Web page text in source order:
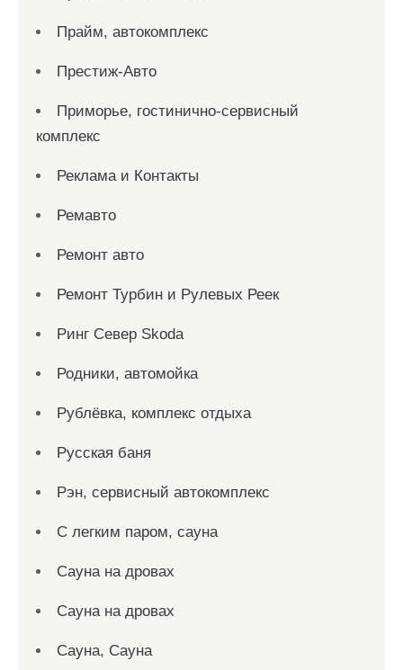
Прайм, автокомплекс
Престиж-Авто
Приморье, гостинично-сервисный
комплекс
Реклама и Контакты
Ремавто
Ремонт авто
Ремонт Турбин и Рулевых Реек
Ринг Север Skoda
Родники, автомойка
Рублёвка, комплекс отдыха
Русская баня
Рэн, сервисный автокомплекс
С легким паром, сауна
Сауна на дровах
Сауна на дровах
Сауна, Сауна